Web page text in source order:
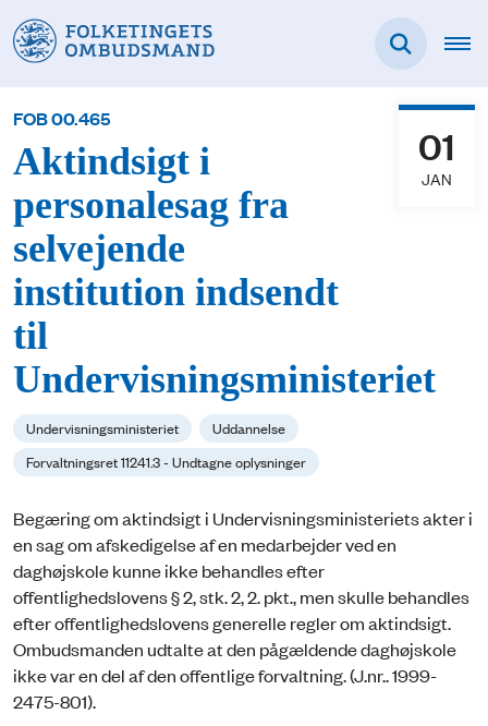
FOB 00.465
Aktindsigt i
personalesag fra
selvejende
institution indsendt
til
Undervisningsministeriet
01
JAN
Undervisningsministeriet
Uddannelse
Forvaltningsret 11241.3 - Undtagne oplysninger
Begæring om aktindsigt i Undervisningsministeriets akter i
en sag om afskedigelse af en medarbejder ved en
daghøjskole kunne ikke behandles efter
offentlighedslovens § 2, stk. 2, 2. pkt., men skulle behandles
efter offentlighedslovens generelle regler om aktindsigt.
Ombudsmanden udtalte at den pågældende daghøjskole
ikke var en del af den offentlige forvaltning. (J.nr.. 1999-
2475-801).